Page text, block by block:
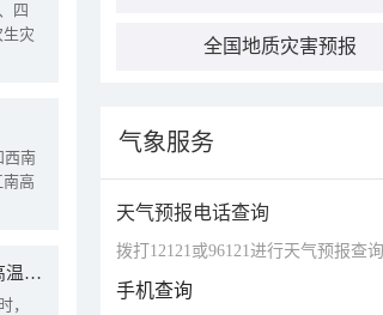
四
灾
西南
高
四川陕西等地需警惕降雨叠加致灾 华北南部至江南一带高温频现
，
全国地质灾害预报
气象服务
天气预报电话查询
拨打12121或96121进行天气预报查询
手机查询